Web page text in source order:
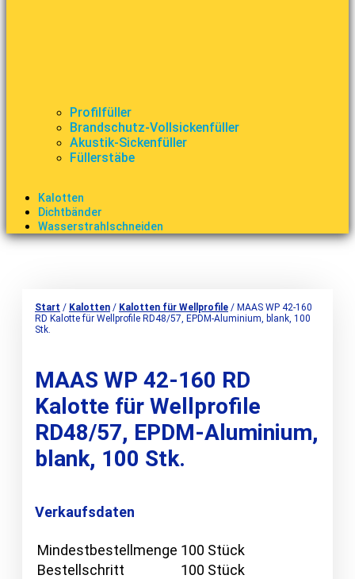
Profilfüller
Brandschutz-Vollsickenfüller
Akustik-Sickenfüller
Füllerstäbe
Kalotten
Dichtbänder
Wasserstrahlschneiden
Start / Kalotten / Kalotten für Wellprofile / MAAS WP 42-160
RD Kalotte für Wellprofile RD48/57, EPDM-Aluminium, blank, 100
Stk.
MAAS WP 42-160 RD
Kalotte für Wellprofile
RD48/57, EPDM-Aluminium,
blank, 100 Stk.
Verkaufsdaten
Mindestbestellmenge 100 Stück
Bestellschritt
100 Stück